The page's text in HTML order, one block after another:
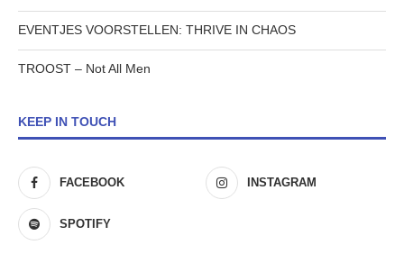
EVENTJES VOORSTELLEN: THRIVE IN CHAOS
TROOST – Not All Men
KEEP IN TOUCH
FACEBOOK INSTAGRAM
SPOTIFY